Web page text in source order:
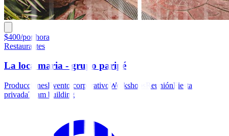
$400/por hora
Restaurantes
La loca maria - grupo paripé
ProduccionesEvento corporativoWorkshops ReuniónFiesta
privadaTeam building